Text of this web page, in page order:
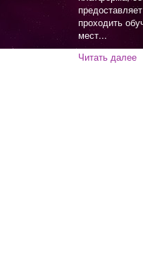
проходить
мест...
Читать далее